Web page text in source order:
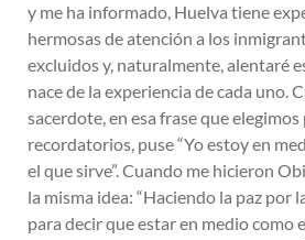
y me ha informado, Huelva tiene
hermosas de atención a los
excluidos y, naturalmente, alentaré
nace de la experiencia de cada uno.
sacerdote, en esa frase que elegimos
recordatorios, puse “Yo estoy en
el que sirve”. Cuando me hicieron
la misma idea: “Haciendo la paz por
para decir que estar en medio como